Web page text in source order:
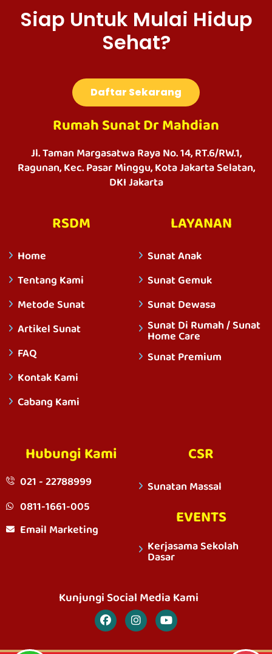
Siap Untuk Mulai Hidup
Sehat?
Daftar Sekarang
Rumah Sunat Dr Mahdian
Jl. Taman Margasatwa Raya No. 14, RT.6/RW.1,
Ragunan, Kec. Pasar Minggu, Kota Jakarta Selatan,
DKI Jakarta
RSDM
Home
Tentang Kami
Metode Sunat
Artikel Sunat
FAQ
Kontak Kami
Cabang Kami
LAYANAN
Sunat Anak
Sunat Gemuk
Sunat Dewasa
Sunat Di Rumah / Sunat
Home Care
Sunat Premium
Hubungi Kami
021 - 22788999
0811-1661-005
Email Marketing
CSR
Sunatan Massal
EVENTS
Kerjasama Sekolah
Dasar
Kunjungi Social Media Kami